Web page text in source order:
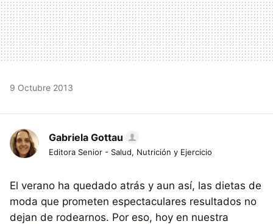
9 Octubre 2013
Gabriela Gottau
Editora Senior - Salud, Nutrición y Ejercicio
El verano ha quedado atrás y aun así, las dietas de
moda que prometen espectaculares resultados no
dejan de rodearnos. Por eso, hoy en nuestra